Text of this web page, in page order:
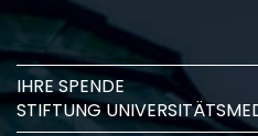
IHRE SPENDE
STIFTUNG